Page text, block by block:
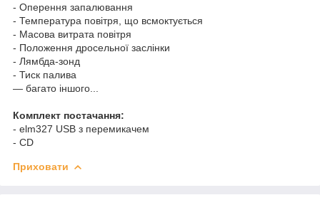
- Оперення запалювання
- Температура повітря, що всмоктується
- Масова витрата повітря
- Положення дросельної заслінки
- Лямбда-зонд
- Тиск палива
— багато іншого...
Комплект постачання:
- elm327 USB з перемикачем
- CD
Приховати